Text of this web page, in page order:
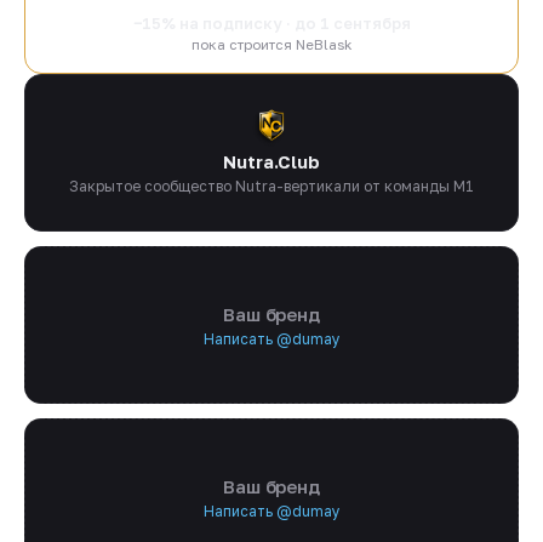
пока строится NeBlask
Nutra.Club
Закрытое сообщество Nutra-вертикали от команды M1
Ваш бренд
Написать @dumay
Ваш бренд
Написать @dumay